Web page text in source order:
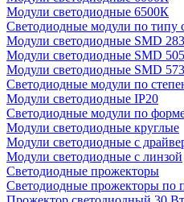
Модули светодиодные 6500К
Светодиодные модули по типу
Модули светодиодные SMD
Модули светодиодные SMD
Модули светодиодные SMD
Светодиодные модули по
Модули светодиодные IP20
Светодиодные модули по
Модули светодиодные круглые
Модули светодиодные с
Модули светодиодные с линзой
Светодиодные прожекторы
Светодиодные прожекторы по